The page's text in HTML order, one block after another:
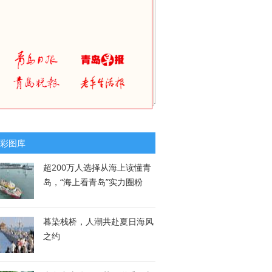
图库
超200万人选择从海上读懂青
岛，“海上看青岛”实力圈粉
暮染栈桥，人潮共赴夏日海风
之约